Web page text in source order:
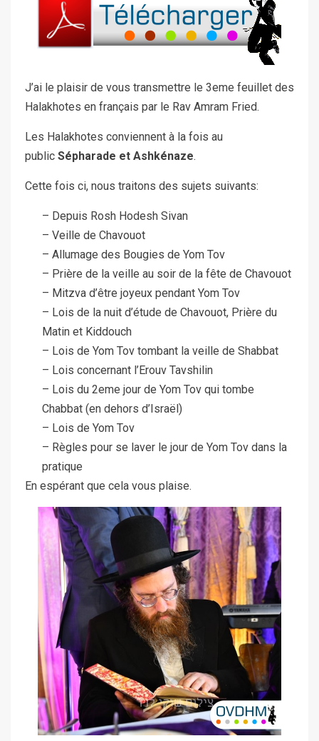
J’ai le plaisir de vous transmettre le 3eme feuillet des
Halakhotes en français par le Rav Amram Fried.
Les Halakhotes conviennent à la fois au
public Sépharade et Ashkénaze.
Cette fois ci, nous traitons des sujets suivants:
– Depuis Rosh Hodesh Sivan
– Veille de Chavouot
– Allumage des Bougies de Yom Tov
– Prière de la veille au soir de la fête de Chavouot
– Mitzva d’être joyeux pendant Yom Tov
– Lois de la nuit d’étude de Chavouot, Prière du
Matin et Kiddouch
– Lois de Yom Tov tombant la veille de Shabbat
– Lois concernant l’Erouv Tavshilin
– Lois du 2eme jour de Yom Tov qui tombe
Chabbat (en dehors d’Israël)
– Lois de Yom Tov
– Règles pour se laver le jour de Yom Tov dans la
pratique
En espérant que cela vous plaise.